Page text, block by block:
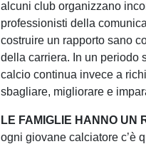
alcuni club organizzano
professionisti della
costruire un rapporto sano
della carriera. In un periodo
calcio continua invece a
sbagliare, migliorare e
LE FAMIGLIE HANNO UN
ogni giovane calciatore c’è